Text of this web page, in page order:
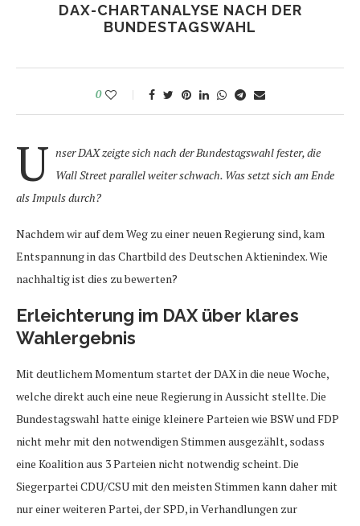
DAX-CHARTANALYSE NACH DER
BUNDESTAGSWAHL
0
U nser DAX zeigte sich nach der Bundestagswahl fester, die
Wall Street parallel weiter schwach. Was setzt sich am Ende
als Impuls durch?
Nachdem wir auf dem Weg zu einer neuen Regierung sind, kam
Entspannung in das Chartbild des Deutschen Aktienindex. Wie
nachhaltig ist dies zu bewerten?
Erleichterung im DAX über klares
Wahlergebnis
Mit deutlichem Momentum startet der DAX in die neue Woche,
welche direkt auch eine neue Regierung in Aussicht stellte. Die
Bundestagswahl hatte einige kleinere Parteien wie BSW und FDP
nicht mehr mit den notwendigen Stimmen ausgezählt, sodass
eine Koalition aus 3 Parteien nicht notwendig scheint. Die
Siegerpartei CDU/CSU mit den meisten Stimmen kann daher mit
nur einer weiteren Partei, der SPD, in Verhandlungen zur